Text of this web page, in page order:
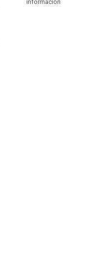
información